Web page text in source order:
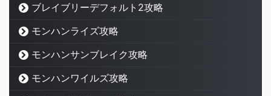
ブレイブリーデフォルト2攻略
モンハンライズ攻略
モンハンサンブレイク攻略
モンハンワイルズ攻略